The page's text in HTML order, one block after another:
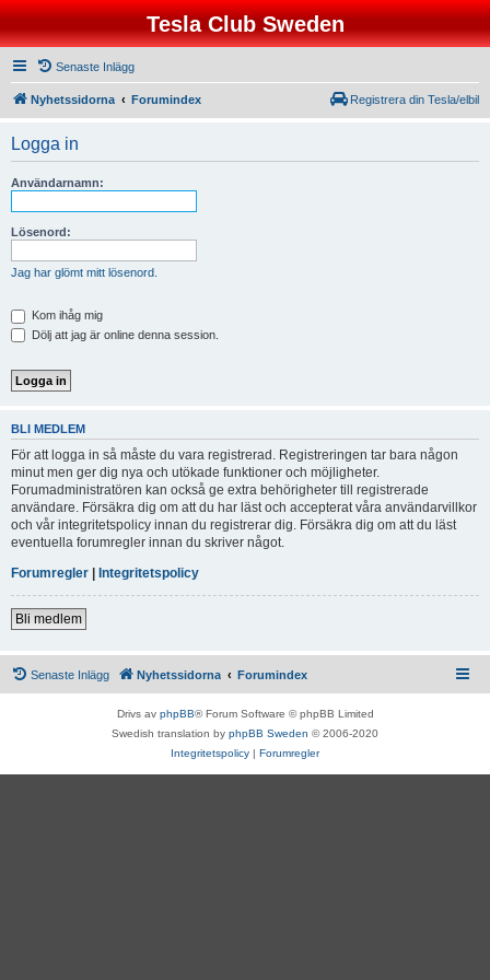
Tesla Club Sweden
Senaste Inlägg
Nyhetssidorna Forumindex Registrera din Tesla/elbil
Logga in
Användarnamn:
Lösenord:
Jag har glömt mitt lösenord.
Kom ihåg mig
Dölj att jag är online denna session.
BLI MEDLEM
För att logga in så måste du vara registrerad. Registreringen tar bara någon
minut men ger dig nya och utökade funktioner och möjligheter.
Forumadministratören kan också ge extra behörigheter till registrerade
användare. Försäkra dig om att du har läst och accepterat våra användarvillkor
och vår integritetspolicy innan du registrerar dig. Försäkra dig om att du läst
eventuella forumregler innan du skriver något.
Forumregler | Integritetspolicy
Bli medlem
Senaste Inlägg Nyhetssidorna Forumindex
Drivs av phpBB® Forum Software © phpBB Limited
Swedish translation by phpBB Sweden © 2006-2020
Integritetspolicy | Forumregler